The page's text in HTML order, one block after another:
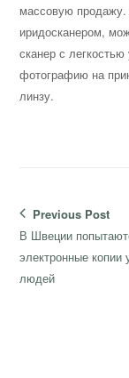
массовую
иридосканером,
сканер с
фотографию на
линзу.
Навигация
по
записям
Previous Post
Previous
post:
В Швеции
электронные копии
людей